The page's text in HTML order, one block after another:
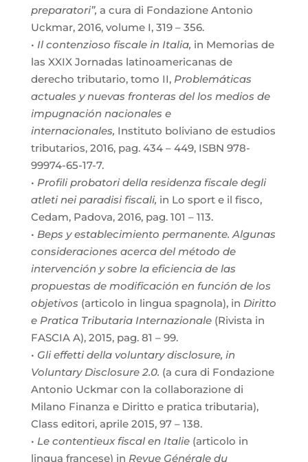
preparatori”, a cura di Fondazione Antonio
Uckmar, 2016, volume I, 319 – 356.
• Il contenzioso fiscale in Italia, in Memorias de
las XXIX Jornadas latinoamericanas de
derecho tributario, tomo II,Problemáticas
actuales y nuevas fronteras del los medios de
impugnación nacionales e
internacionales, Instituto boliviano de estudios
tributarios, 2016, pag. 434 – 449, ISBN 978-
99974-65-17-7.
• Profili probatori della residenza fiscale degli
atleti nei paradisi fiscali, in Lo sport e il fisco,
Cedam, Padova, 2016, pag. 101 – 113.
• Beps y establecimiento permanente. Algunas
consideraciones acerca del método de
intervención y sobre la eficiencia de las
propuestas de modificación en función de los
objetivos (articolo in lingua spagnola), in Diritto
e Pratica Tributaria Internazionale(Rivista in
FASCIA A), 2015, pag. 81 – 99.
• Gli effetti della voluntary disclosure, in
Voluntary Disclosure 2.0. (a cura di Fondazione
Antonio Uckmar con la collaborazione di
Milano Finanza e Diritto e pratica tributaria),
Class editori, aprile 2015, 97 – 138.
• Le contentieux fiscal en Italie(articolo in
lingua francese) in Revue Générale du